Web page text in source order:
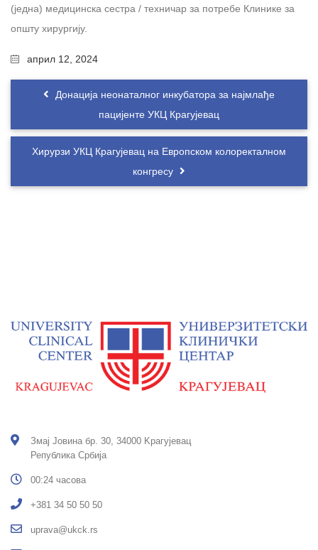
(једна) медицинска сестра / техничар за потребе Клинике за
општу хирургију.
април 12, 2024
Донација неонаталног инкубатора за најмлађе
пацијенте УКЦ Крагујевац
Хирурзи УКЦ Крагујевац на Европском колоректалном
конгресу
Змај Јовина бр. 30, 34000 Kрагујевац
Република Србија
00:24 часова
+381 34 50 50 50
uprava@ukck.rs